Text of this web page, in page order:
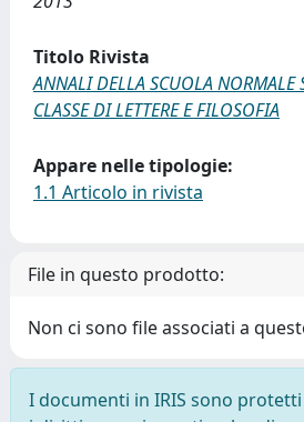
Titolo Rivista
ANNALI DELLA SCUOLA NORMALE
CLASSE DI LETTERE E FILOSOFIA
Appare nelle tipologie:
1.1 Articolo in rivista
File in questo prodotto:
Non ci sono file associati a
I documenti in IRIS sono